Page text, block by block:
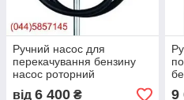
Ручний насос для
перекачування бензину
насос роторний
від 6 400 ₴ 9